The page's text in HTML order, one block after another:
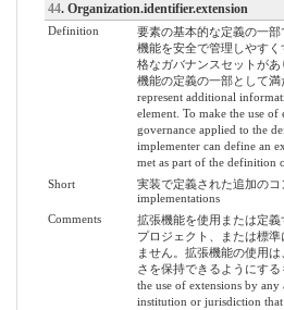
44. Organization.identifier.extension
Definition
要素の基本的な定義の一
機能を安全で管理しやす
格なガバナンスセットが
機能の定義の一部として
represent additional
element. To make the use of
governance applied to the
implementer can define an
met as part of the definition
Short
実装で定義された追加の
implementations
Comments
拡張機能を使用または定
プロジェクト、または標
ません。拡張機能の使用
さを保持できるようにする
the use of extensions by
institution or jurisdiction that